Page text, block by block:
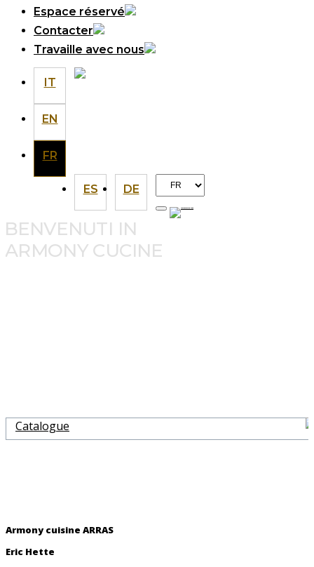
Espace réservé
Contacter
Travaille avec nous
IT
EN
FR
ES DE
Choisir
une
langue
BENVENUTI IN
ARMONY CUCINE
Catalogue
Armony cuisine ARRAS
Eric Hette